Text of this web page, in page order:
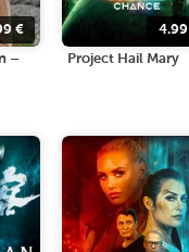
€
–
4.99
Project Hail Mary